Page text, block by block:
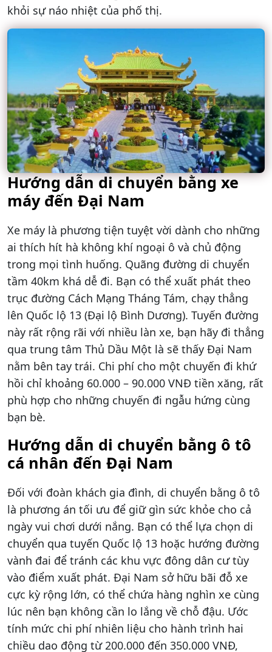
khỏi sự náo nhiệt của phố thị.
Hướng dẫn di chuyển bằng xe
máy đến Đại Nam
Xe máy là phương tiện tuyệt vời dành cho những
ai thích hít hà không khí ngoại ô và chủ động
trong mọi tình huống. Quãng đường di chuyển
tầm 40km khá dễ đi. Bạn có thể xuất phát theo
trục đường Cách Mạng Tháng Tám, chạy thẳng
lên Quốc lộ 13 (Đại lộ Bình Dương). Tuyến đường
này rất rộng rãi với nhiều làn xe, bạn hãy đi thẳng
qua trung tâm Thủ Dầu Một là sẽ thấy Đại Nam
nằm bên tay trái. Chi phí cho một chuyến đi khứ
hồi chỉ khoảng 60.000 – 90.000 VNĐ tiền xăng, rất
phù hợp cho những chuyến đi ngẫu hứng cùng
bạn bè.
Hướng dẫn di chuyển bằng ô tô
cá nhân đến Đại Nam
Đối với đoàn khách gia đình, di chuyển bằng ô tô
là phương án tối ưu để giữ gìn sức khỏe cho cả
ngày vui chơi dưới nắng. Bạn có thể lựa chọn di
chuyển qua tuyến Quốc lộ 13 hoặc hướng đường
vành đai để tránh các khu vực đông dân cư tùy
vào điểm xuất phát. Đại Nam sở hữu bãi đỗ xe
cực kỳ rộng lớn, có thể chứa hàng nghìn xe cùng
lúc nên bạn không cần lo lắng về chỗ đậu. Ước
tính mức chi phí nhiên liệu cho hành trình hai
chiều dao động từ 200.000 đến 350.000 VNĐ,